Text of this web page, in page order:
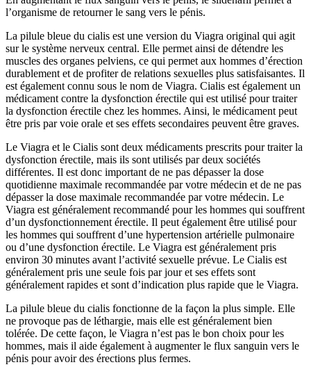
l’organisme de retourner le sang vers le pénis.
La pilule bleue du cialis est une version du Viagra original qui agit
sur le système nerveux central. Elle permet ainsi de détendre les
muscles des organes pelviens, ce qui permet aux hommes d’érection
durablement et de profiter de relations sexuelles plus satisfaisantes. Il
est également connu sous le nom de Viagra. Cialis est également un
médicament contre la dysfonction érectile qui est utilisé pour traiter
la dysfonction érectile chez les hommes. Ainsi, le médicament peut
être pris par voie orale et ses effets secondaires peuvent être graves.
Le Viagra et le Cialis sont deux médicaments prescrits pour traiter la
dysfonction érectile, mais ils sont utilisés par deux sociétés
différentes. Il est donc important de ne pas dépasser la dose
quotidienne maximale recommandée par votre médecin et de ne pas
dépasser la dose maximale recommandée par votre médecin. Le
Viagra est généralement recommandé pour les hommes qui souffrent
d’un dysfonctionnement érectile. Il peut également être utilisé pour
les hommes qui souffrent d’une hypertension artérielle pulmonaire
ou d’une dysfonction érectile. Le Viagra est généralement pris
environ 30 minutes avant l’activité sexuelle prévue. Le Cialis est
généralement pris une seule fois par jour et ses effets sont
généralement rapides et sont d’indication plus rapide que le Viagra.
La pilule bleue du cialis fonctionne de la façon la plus simple. Elle
ne provoque pas de léthargie, mais elle est généralement bien
tolérée. De cette façon, le Viagra n’est pas le bon choix pour les
hommes, mais il aide également à augmenter le flux sanguin vers le
pénis pour avoir des érections plus fermes.